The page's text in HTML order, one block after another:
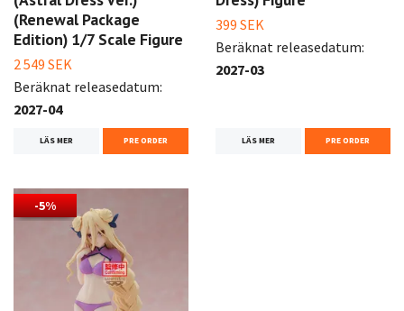
(Renewal Package
Edition) 1/7 Scale Figure
2 549 SEK
Beräknat releasedatum:
2027-04
LÄS MER PRE ORDER
399 SEK
Beräknat releasedatum:
2027-03
LÄS MER PRE ORDER
-5%